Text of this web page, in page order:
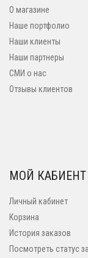
О магазине
Наше портфолио
Наши клиенты
Наши партнеры
СМИ о нас
Отзывы клиентов
МОЙ КАБИЕНТ
Личный кабинет
Корзина
История заказов
Посмотреть статус